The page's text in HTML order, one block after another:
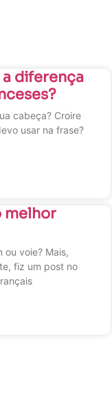
a diferença
cabeça? Croire
usar na frase?
melhor
ou voie? Mais,
fiz um post no